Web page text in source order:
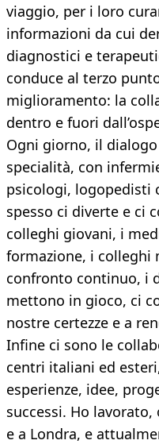
viaggio, per i loro
informazioni da cui
diagnostici e
conduce al terzo
miglioramento: la
dentro e fuori
Ogni giorno, il
specialità, con
psicologi, logopedisti
spesso ci diverte e ci
colleghi giovani, i
formazione, i colleghi
confronto continuo, i
mettono in gioco, ci
nostre certezze e a
Infine ci sono le
centri italiani ed
esperienze, idee,
successi. Ho
e a Londra, e